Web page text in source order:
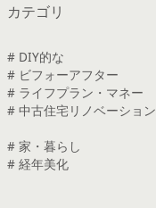
カテゴリ
# DIY的な
# ビフォーアフター
# ライフプラン・マネー
# 中古住宅リノベーション
# 家・暮らし
# 経年美化